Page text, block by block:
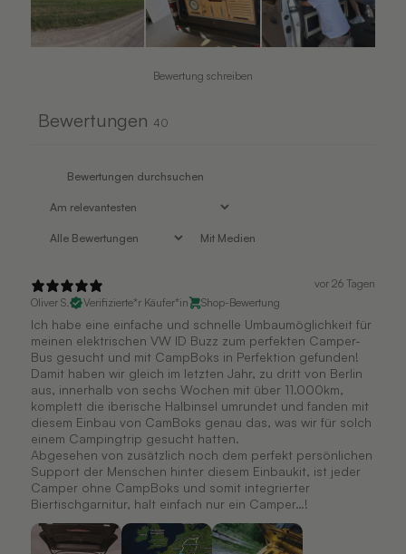
Bewertung schreiben
Bewertungen 40
Mit Medien
vor 26 Tagen
Oliver S.
Verifizierte*r Käufer*in Shop-Bewertung
Ich habe eine einfache und schnelle Umbaumöglichkeit für
meinen elektrischen VW ID Buzz zum perfekten Camper-
Bus gesucht und mit CampBoks in Perfektion gefunden!
Damit haben wir gleich im letzten Jahr, zu dritt von Berlin
aus, innerhalb von sechs Wochen mit über 11.000km,
komplett die iberische Halbinsel umrundet und fanden mit
diesem Einbau von CamBoks genau das, was wir für solch
einem Campingtrip gesucht hatten.
Abgesehen von zusätzlich noch dem perfekt persönlichen
Support der Menschen hinter diesem Einbaukit, ist jeder
Camper ohne CampBoks und somit integrierter
Biertischgarnitur, halt einfach nur ein Camper…!